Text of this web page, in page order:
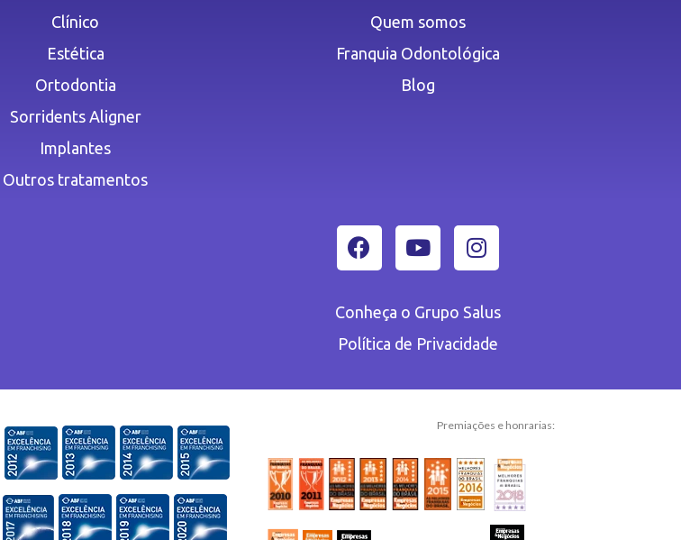
Clínico
Estética
Ortodontia
Sorridents Aligner
Implantes
Outros tratamentos
Quem somos
Franquia Odontológica
Blog
Conheça o Grupo Salus
Política de Privacidade
Premiações e honrarias: